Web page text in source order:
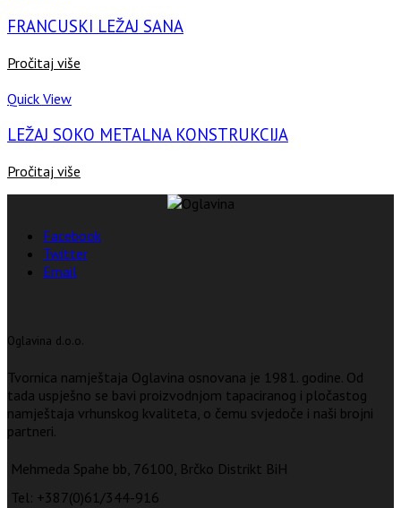
FRANCUSKI LEŽAJ SANA
Pročitaj više
Quick View
LEŽAJ SOKO METALNA KONSTRUKCIJA
Pročitaj više
Facebook
Twitter
Email
Oglavina d.o.o.
Tvornica namještaja Oglavina osnovana je 1981. godine. Od
tada uspješno se bavi proizvodnjom tapaciranog i pločastog
namještaja vrhunskog kvaliteta, o čemu svjedoče i naši brojni
partneri.
Mehmeda Spahe bb, 76100, Brčko Distrikt BiH
Tel: +387(0)61/344-916